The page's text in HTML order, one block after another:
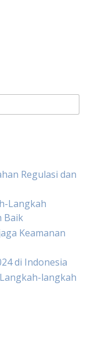
Regulasi dan
Langkah
Baik
Keamanan
di Indonesia
langkah